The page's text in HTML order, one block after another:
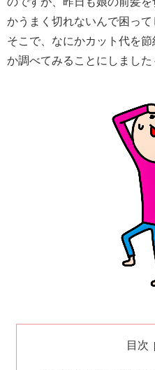
かうまく切れないんで困って
そこで、なにかカット代を
か調べてみることにしました
目次